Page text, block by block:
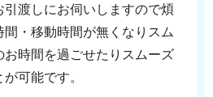
引渡しにお伺いしますので煩
・移動時間が無くなり スム
お時間を過ごせたり スムーズ
可能です。